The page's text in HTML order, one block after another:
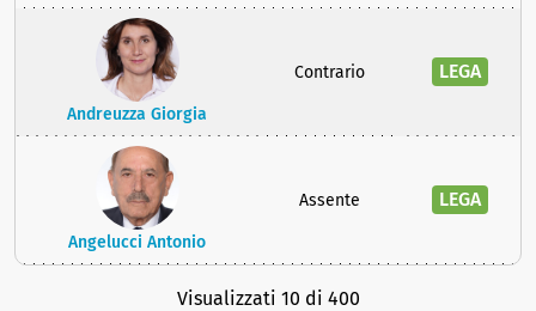
Andreuzza Giorgia
Contrario LEGA
Angelucci Antonio
Assente LEGA
Visualizzati 10 di 400